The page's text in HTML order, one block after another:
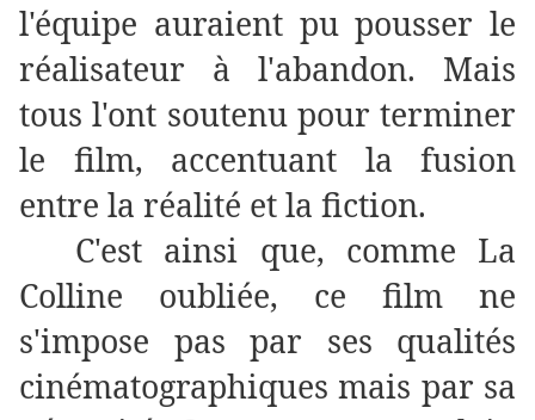
l'équipe auraient pu pousser le
réalisateur à l'abandon. Mais
tous l'ont soutenu pour terminer
le film, accentuant la fusion
entre la réalité et la fiction.
C'est ainsi que, comme La
Colline oubliée, ce film ne
s'impose pas par ses qualités
cinématographiques mais par sa